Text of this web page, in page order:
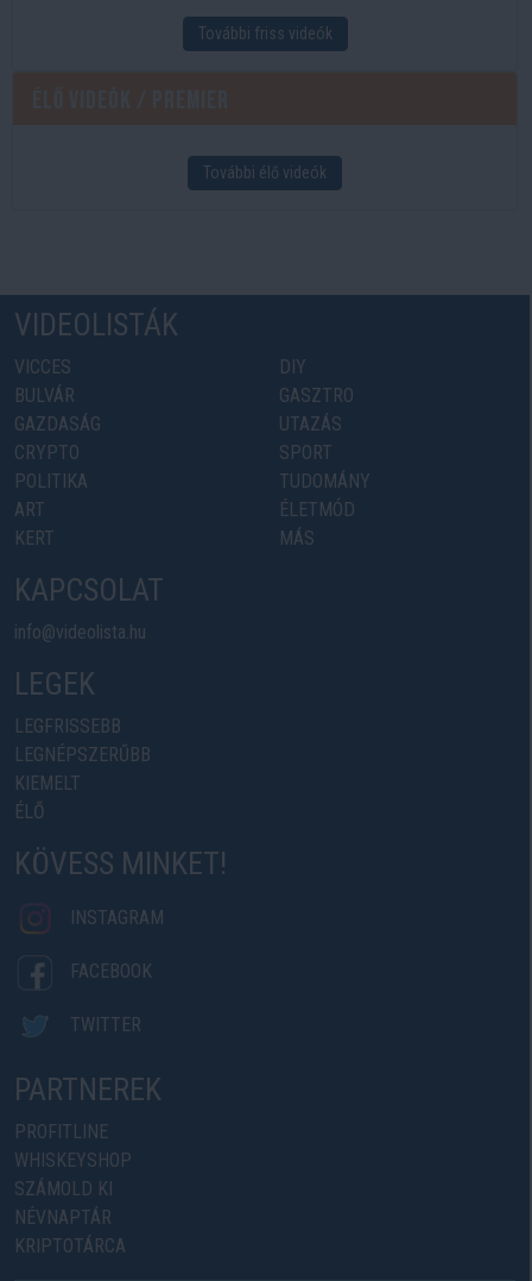
További friss videók
További élő videók
VIDEOLISTÁK
VICCES
BULVÁR
GAZDASÁG
CRYPTO
POLITIKA
ART
KERT
DIY
GASZTRO
UTAZÁS
SPORT
TUDOMÁNY
ÉLETMÓD
MÁS
KAPCSOLAT
info@videolista.hu
LEGEK
LEGFRISSEBB
LEGNÉPSZERŰBB
KIEMELT
ÉLŐ
KÖVESS MINKET!
INSTAGRAM
FACEBOOK
TWITTER
PARTNEREK
PROFITLINE
WHISKEYSHOP
SZÁMOLD KI
NÉVNAPTÁR
KRIPTOTÁRCA